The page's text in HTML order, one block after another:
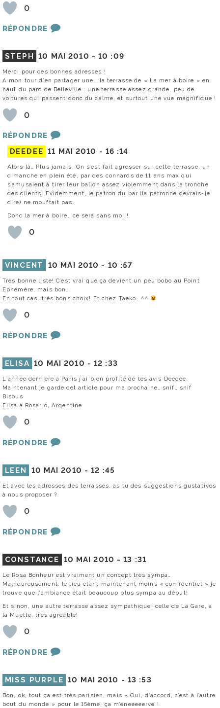
0
RÉPONDRE
STEPH 10 MAI 2010 -10 :09
Merci pour ces bonnes adresses !
A mon tour d’en partager une : la terrasse de « La mer à boire » en
haut du parc de Belleville : une terrasse assez grande, peu de
voitures qui passent donc du calme, et surtout une vue magnifique !
0
RÉPONDRE
DEEDEE 11 MAI 2010 - 16 :14
Alors là… Plus jamais. On s’est fait agresser sur cette terrasse, un
dimanche en plein été, par des connards de 11 ans max qui
s’amusaient à tirer leur ballon assez violemment dans la tronche
des clients. Evidemment, le patron du bar (la patronne devrais-je
dire) ne mouftait pas.
Donc la mer à boire… ce sera sans moi !
0
VINCENT 10 MAI 2010 - 10 :57
Très bonne liste! C’est vrai que ça devient un peu bobo au Point
Ephémère, mais bon…
En tout cas, très bons choix! Et chez Taeko… ^^
0
RÉPONDRE
ELISA 10 MAI 2010 -12 :33
L´année dernière à Paris j´ai bien profité de tes avis Deedee.
Maintenant je garde cet article pour ma prochaine… snif… snif
Bisous
Elisa à Rosario, Argentine
0
RÉPONDRE
LEEN 10 MAI 2010 -12 :45
Et avec les adresses des terrasses, as tu des suggestions gustatives
à nous proposer ?
0
RÉPONDRE
CONSTANCE 10 MAI 2010 -13 :31
Le Rosa Bonheur est vraiment un concept très sympa…
Malheureusement, le lieu étant maintenant moins « confidentiel » je
trouve que l’ambiance était beaucoup plus sympa au début!
Et sinon, une autre terrasse assez sympathique, celle de La Gare, à
la Muette, très agréable!
0
RÉPONDRE
MISS PURPLE 10 MAI 2010 - 13 :53
Bon, ok, tout ça est très parisien, mais « Oui, d’accord, c’est à l’autre
bout du monde » pour le 15ème, ça m’éneeeeerve !